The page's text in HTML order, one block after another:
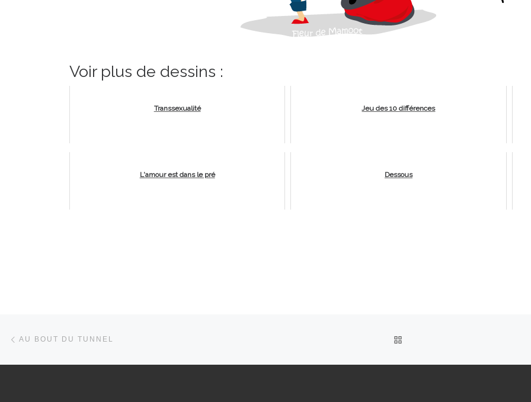
Voir plus de dessins :
Transsexualité Jeu des 10 différences
L'amour est dans le pré Dessous
Parcourir les articles
AU BOUT DU TUNNEL